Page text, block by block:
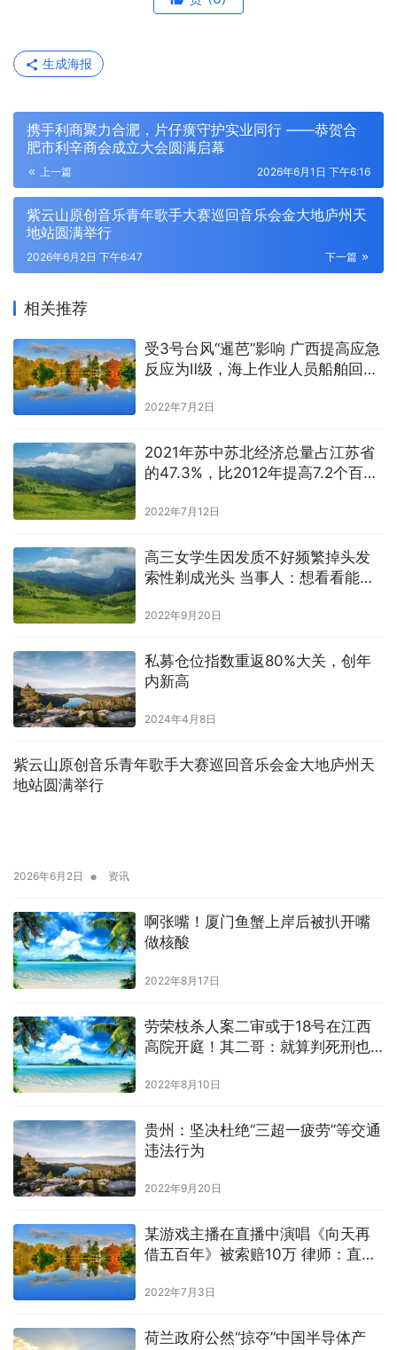
生成海报
携手利商聚力合淝，片仔癀守护实业同行 ——恭贺合
肥市利辛商会成立大会圆满启幕
上一篇 2026年6月1日 下午6:16
紫云山原创音乐青年歌手大赛巡回音乐会金大地庐州天
地站圆满举行
下一篇
2026年6月2日 下午6:47
相关推荐
受3号台风“暹芭”影响 广西提高应急
反应为Ⅱ级，海上作业人员船舶回港
2022年7月2日
2021年苏中苏北经济总量占江苏省
的47.3%，比2012年提高7.2个百分
2022年7月12日
高三女学生因发质不好频繁掉头发
索性剃成光头 当事人：想看看能不
2022年9月20日
私募仓位指数重返80%大关，创年
内新高
2024年4月8日
紫云山原创音乐青年歌手大赛巡回音乐会金大地庐州天
地站圆满举行
2026年6月2日 • 资讯
啊张嘴！厦门鱼蟹上岸后被扒开嘴
做核酸
2022年8月17日
劳荣枝杀人案二审或于18号在江西
高院开庭！其二哥：就算判死刑也
2022年8月10日
贵州：坚决杜绝“三超一疲劳”等交通
违法行为
2022年9月20日
某游戏主播在直播中演唱《向天再
借五百年》被索赔10万 律师：直播
2022年7月3日
荷兰政府公然“掠夺”中国半导体产